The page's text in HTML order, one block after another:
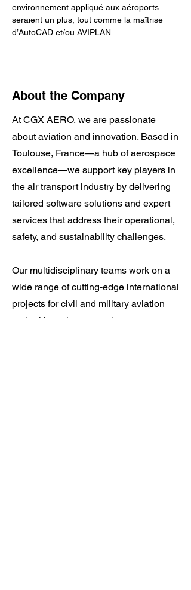
environnement appliqué aux aéroports
seraient un plus, tout comme la maîtrise
d’AutoCAD et/ou AVIPLAN.
About the Company
At CGX AERO, we are passionate
about aviation and innovation. Based in
Toulouse, France—a hub of aerospace
excellence—we support key players in
the air transport industry by delivering
tailored software solutions and expert
services that address their operational,
safety, and sustainability challenges.
Our multidisciplinary teams work on a
wide range of cutting-edge international
projects for civil and military aviation
authorities, airports, and aerospace